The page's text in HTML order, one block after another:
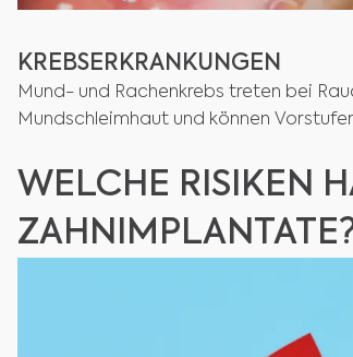
KREBSERKRANKUNGEN
Mund- und Rachenkrebs treten bei
Mundschleimhaut und können
WELCHE RISIKEN